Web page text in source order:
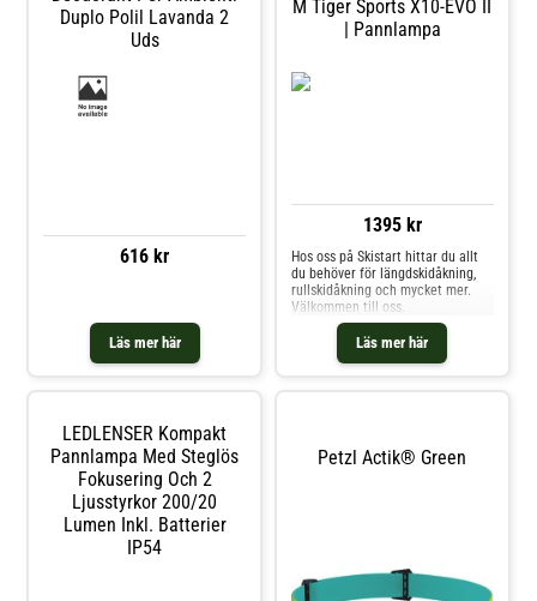
Duplo Polil Lavanda 2
Uds
616 kr
Läs mer här
M Tiger Sports X10-EVO II
| Pannlampa
1395 kr
Läs mer här
Hos oss på Skistart hittar du allt
du behöver för längdskidåkning,
rullskidåkning och mycket mer.
Välkommen till oss.
LEDLENSER Kompakt
Pannlampa Med Steglös
Fokusering Och 2
Ljusstyrkor 200/20
Lumen Inkl. Batterier
IP54
Petzl Actik® Green